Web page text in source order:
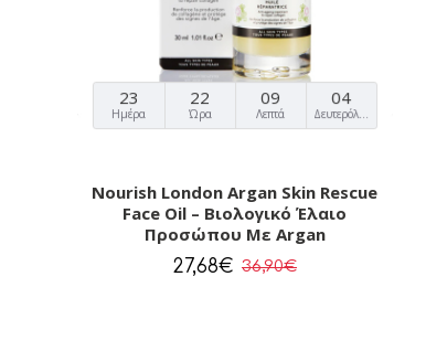
23
Ημέρα
22
Ώρα
09
Λεπτά
03
Δευτερόλεπτα
Nourish London Argan Skin Rescue
Face Oil – Βιολογικό Έλαιο
Προσώπου Με Argan
27,68€ 36,90€